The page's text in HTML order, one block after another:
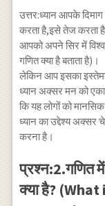
उत्तर:ध्यान आपके
करता है,इसे तेज करता
आपको अपने सिर में
गणित क्या है बताता है)।
लेकिन आप इसका
ध्यान अक्सर मन को
कि यह लोगों को
ध्यान का उद्देश्य अक्सर
करना है।
प्रश्न:2.गणित
क्या है?